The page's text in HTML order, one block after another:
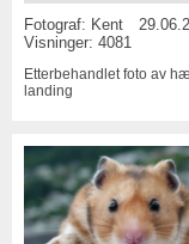
Fotograf: Kent
Visninger: 4081
Etterbehandlet foto av
landing